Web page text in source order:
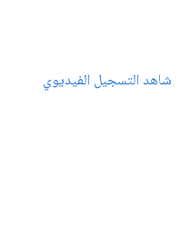
شاهد التسجيل الفيديوي